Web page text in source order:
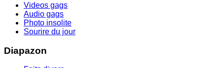
Videos gags
Audio gags
Photo insolite
Sourire du jour
Diapazon